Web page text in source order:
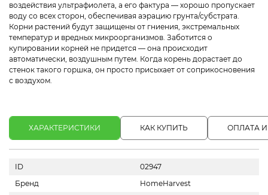
воздействия ультрафиолета, а его фактура — хорошо пропускает
воду со всех сторон, обеспечивая аэрацию грунта/субстрата.
Корни растений будут защищены от гниения, экстремальных
температур и вредных микроорганизмов. Заботится о
купировании корней не придется — она происходит
автоматически, воздушным путем. Когда корень дорастает до
стенок такого горшка, он просто присыхает от соприкосновения
с воздухом.
ХАРАКТЕРИСТИКИ КАК КУПИТЬ ОПЛАТА
ID
02947
Бренд
HomeHarvest